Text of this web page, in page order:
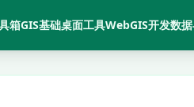
箱GIS基础桌面工具WebGIS开发数